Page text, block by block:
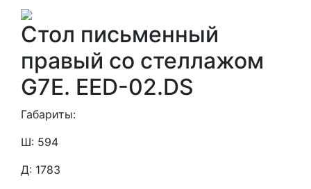
Cтол письменный
правый со стеллажом
G7E. EED-02.DS
Габариты:
Ш: 594
Д: 1783